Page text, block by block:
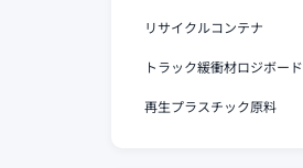
リサイクルコンテナ
トラック緩衝材ロジボード
再生プラスチック原料